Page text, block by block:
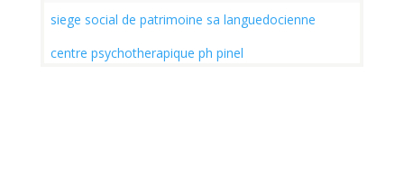
siege social de patrimoine sa languedocienne
centre psychotherapique ph pinel